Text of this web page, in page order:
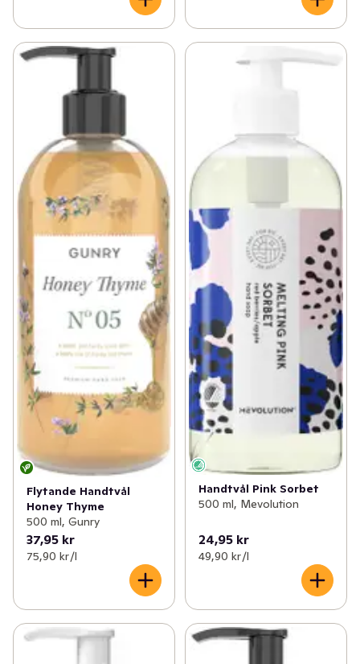
Flytande Handtvål
Honey Thyme
500 ml, Gunry
37,95 kr
75,90 kr /l
Handtvål Pink Sorbet
500 ml, Mevolution
24,95 kr
49,90 kr /l